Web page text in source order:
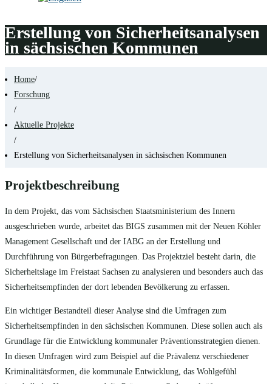
Erstellung von Sicherheitsanalysen
in sächsischen Kommunen
Home/
Forschung
/
Aktuelle Projekte
/
Erstellung von Sicherheitsanalysen in sächsischen Kommunen
Projektbeschreibung
In dem Projekt, das vom Sächsischen Staatsministerium des Innern
ausgeschrieben wurde, arbeitet das BIGS zusammen mit der Neuen Köhler
Management Gesellschaft und der IABG an der Erstellung und
Durchführung von Bürgerbefragungen. Das Projektziel besteht darin, die
Sicherheitslage im Freistaat Sachsen zu analysieren und besonders auch das
Sicherheitsempfinden der dort lebenden Bevölkerung zu erfassen.
Ein wichtiger Bestandteil dieser Analyse sind die Umfragen zum
Sicherheitsempfinden in den sächsischen Kommunen. Diese sollen auch als
Grundlage für die Entwicklung kommunaler Präventionsstrategien dienen.
In diesen Umfragen wird zum Beispiel auf die Prävalenz verschiedener
Kriminalitätsformen, die kommunale Entwicklung, das Wohlgefühl